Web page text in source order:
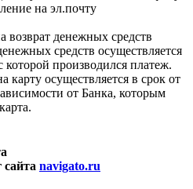
на эл.почту
возврат денежных средств
средств осуществляется
которой производился платеж.
карту осуществляется в срок от
от Банка, которым
сайта navigato.ru